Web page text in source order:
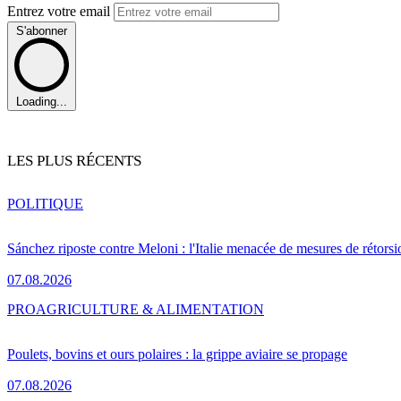
Entrez votre email
S'abonner
Loading...
LES PLUS RÉCENTS
Sánchez riposte contre Meloni : l'Italie menacée de mesures de
07.08.2026
POLITIQUE
Poulets, bovins et ours polaires : la grippe aviaire se propage
07.08.2026
PROAGRICULTURE & ALIMENTATION